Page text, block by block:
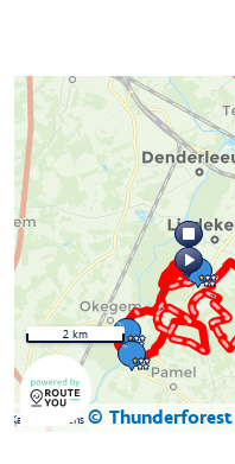
Kaartgegevens © Thunderforest
2 km